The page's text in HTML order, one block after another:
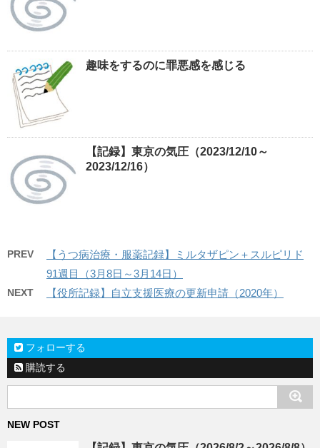
趣味をするのに罪悪感を感じる
【記録】東京の気圧（2023/12/10～
2023/12/16）
PREV
【うつ病治療・服薬記録】ミルタザピン＋スルピリド
91週目（3月8日～3月14日）
NEXT 【役所記録】自立支援医療の更新申請（2020年）
フォローする
購読する
NEW POST